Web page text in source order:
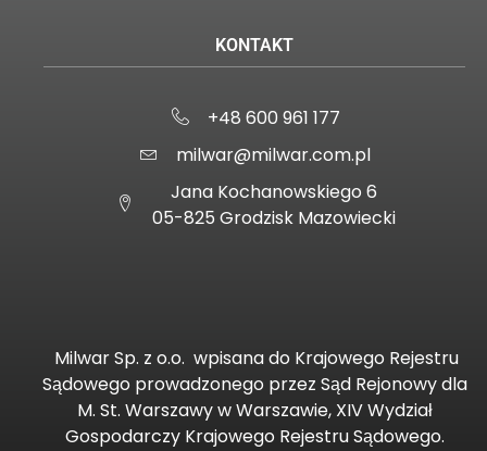
KONTAKT
+48 600 961 177
milwar@milwar.com.pl
Jana Kochanowskiego 6
05-825 Grodzisk Mazowiecki
Milwar Sp. z o.o. wpisana do Krajowego Rejestru
Sądowego prowadzonego przez Sąd Rejonowy dla
M. St. Warszawy w Warszawie, XIV Wydział
Gospodarczy Krajowego Rejestru Sądowego.